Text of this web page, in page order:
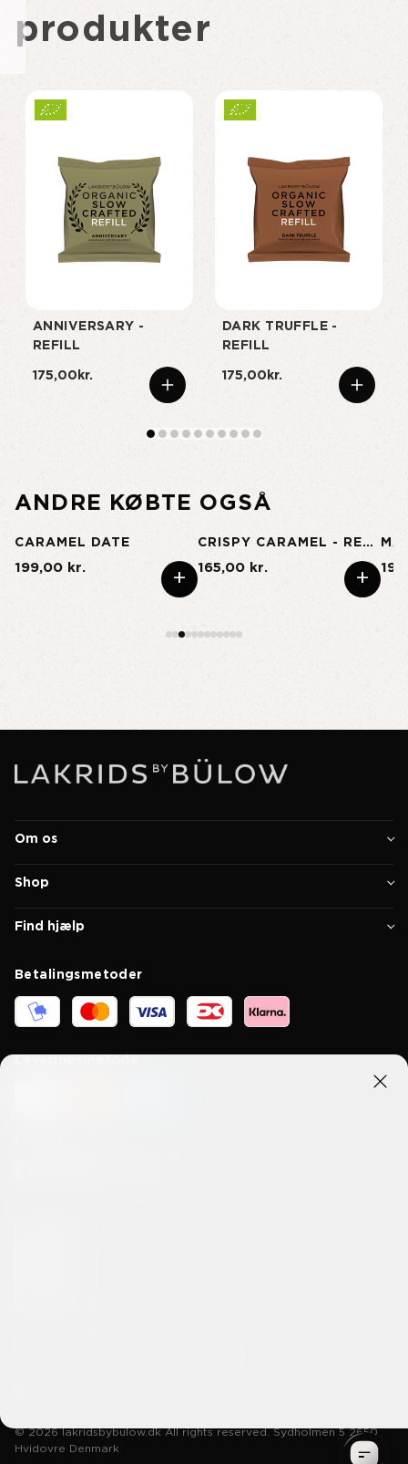
produkter
ANNIVERSARY -
REFILL
175,00kr.
DARK TRUFFLE -
REFILL
175,00kr.
ANDRE KØBTE OGSÅ
CARAMEL DATE
199,00 kr.
+
CRISPY CARAMEL - REGULAR
165,00 kr.
+
Om os
Shop
Find hjælp
Betalingsmetoder
© 2026 lakridsbybulow.dk All rights reserved. Sydholmen 5 2650
Hvidovre Denmark